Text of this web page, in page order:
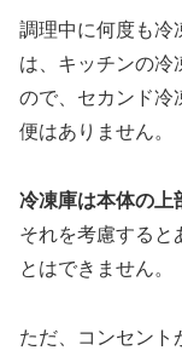
調理中に何度も冷
は、キッチンの冷
ので、セカンド冷
便はありません。
冷凍庫は本体の 上
それを考慮すると
とはできません。
ただ、コンセント